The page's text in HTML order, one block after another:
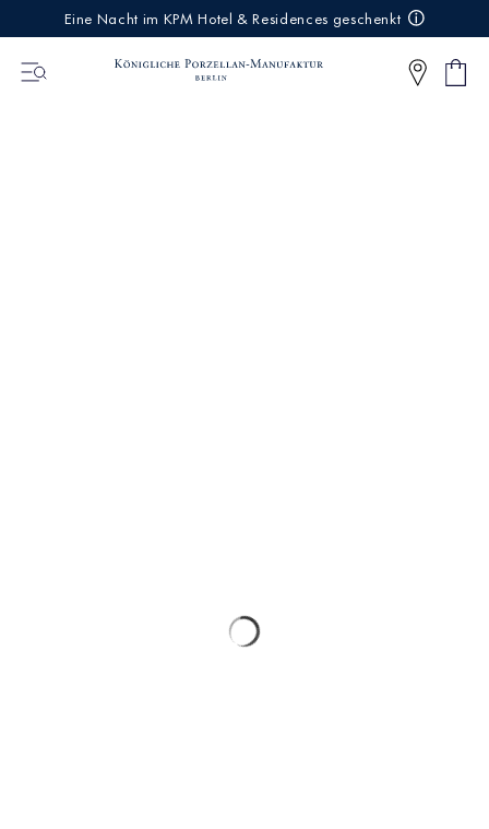
Eine Nacht im KPM Hotel & Residences geschenkt
0